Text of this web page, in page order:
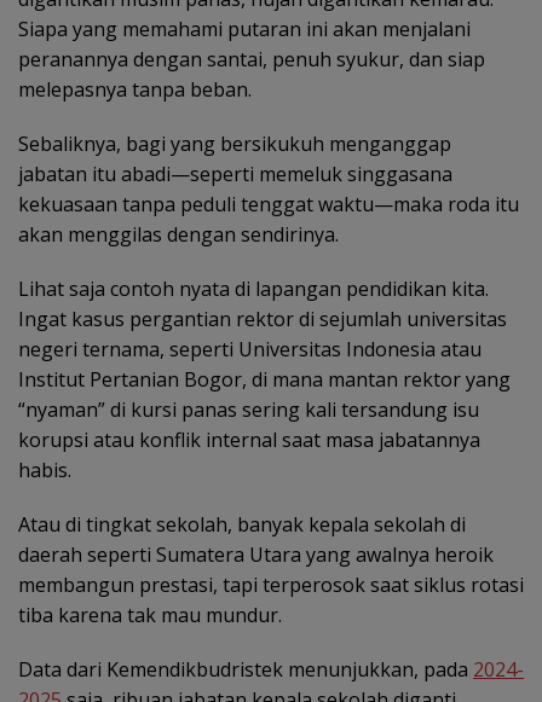
Siapa yang memahami putaran ini akan menjalani
peranannya dengan santai, penuh syukur, dan siap
melepasnya tanpa beban.
Sebaliknya, bagi yang bersikukuh menganggap
jabatan itu abadi—seperti memeluk singgasana
kekuasaan tanpa peduli tenggat waktu—maka roda itu
akan menggilas dengan sendirinya.
Lihat saja contoh nyata di lapangan pendidikan kita.
Ingat kasus pergantian rektor di sejumlah universitas
negeri ternama, seperti Universitas Indonesia atau
Institut Pertanian Bogor, di mana mantan rektor yang
“nyaman” di kursi panas sering kali tersandung isu
korupsi atau konflik internal saat masa jabatannya
habis.
Atau di tingkat sekolah, banyak kepala sekolah di
daerah seperti Sumatera Utara yang awalnya heroik
membangun prestasi, tapi terperosok saat siklus rotasi
tiba karena tak mau mundur.
Data dari Kemendikbudristek menunjukkan, pada 2024-